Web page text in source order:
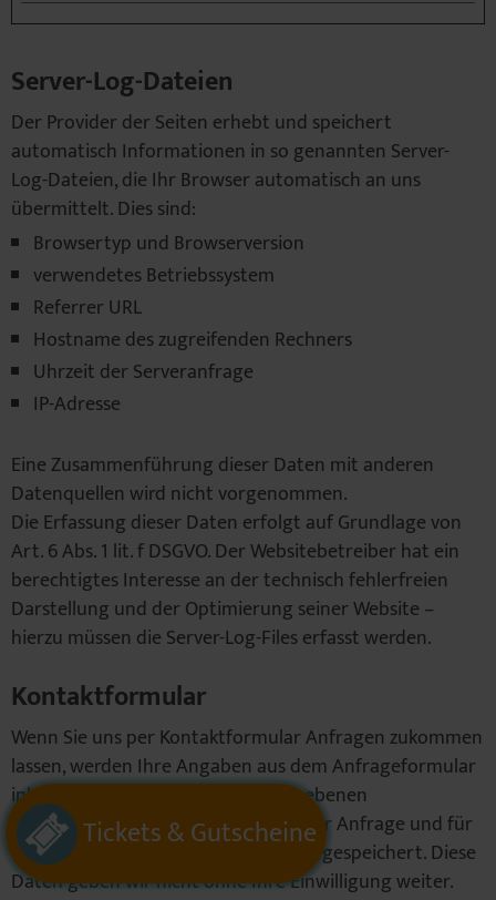
Server-Log-Dateien
Der Provider der Seiten erhebt und speichert
automatisch Informationen in so genannten Server-
Log-Dateien, die Ihr Browser automatisch an uns
übermittelt. Dies sind:
Browsertyp und Browserversion
verwendetes Betriebssystem
Referrer URL
Hostname des zugreifenden Rechners
Uhrzeit der Serveranfrage
IP-Adresse
Eine Zusammenführung dieser Daten mit anderen
Datenquellen wird nicht vorgenommen.
Die Erfassung dieser Daten erfolgt auf Grundlage von
Art. 6 Abs. 1 lit. f DSGVO. Der Websitebetreiber hat ein
berechtigtes Interesse an der technisch fehlerfreien
Darstellung und der Optimierung seiner Website –
hierzu müssen die Server-Log-Files erfasst werden.
Kontaktformular
Wenn Sie uns per Kontaktformular Anfragen zukommen
lassen, werden Ihre Angaben aus dem Anfrageformular
inklusive der von Ihnen dort angegebenen
Kontaktdaten zwecks Bearbeitung der Anfrage und für
den Fall von Anschlussfragen bei uns gespeichert. Diese
Daten geben wir nicht ohne Ihre Einwilligung weiter.
Tickets & Gutscheine